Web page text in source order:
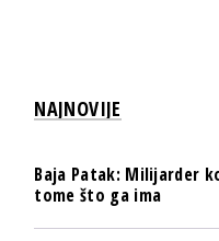
NAJNOVIJE
Baja Patak: Milijarder
tome što ga ima